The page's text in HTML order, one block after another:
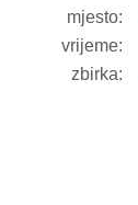
mjesto:
vrijeme:
zbirka: